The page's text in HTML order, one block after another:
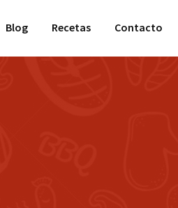
Blog Recetas Contacto